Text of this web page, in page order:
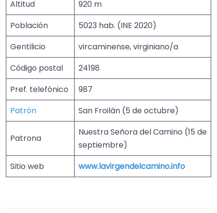
Altitud
920 m
Población
5023 hab. (INE 2020)
Gentilicio
vircaminense, virginiano/a
Código postal
24198
Pref. telefónico
987
Patrón
San Froilán (5 de octubre)
Patrona
Nuestra Señora del Camino (15 de
septiembre)
Sitio web
www.lavirgendelcamino.info